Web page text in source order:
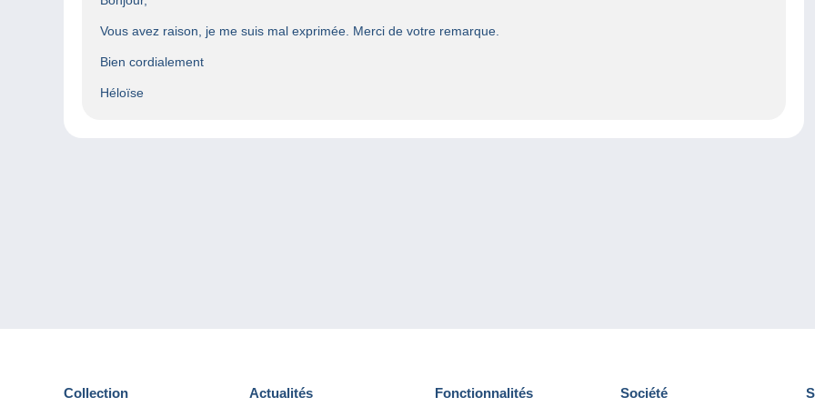
Vous avez raison, je me suis mal exprimée. Merci de votre remarque.
Bien cordialement
Héloïse
Collection Actualités Fonctionnalités Société